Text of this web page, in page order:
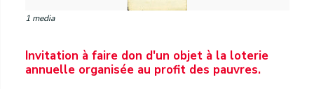
1 media
Invitation à faire don d'un objet à la loterie
annuelle organisée au profit des pauvres.